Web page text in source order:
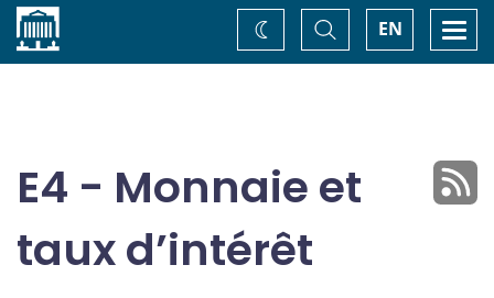
Accueil EN
Basculer
la
recherche
Changez
de
E4 - Monnaie et
taux d’intérêt